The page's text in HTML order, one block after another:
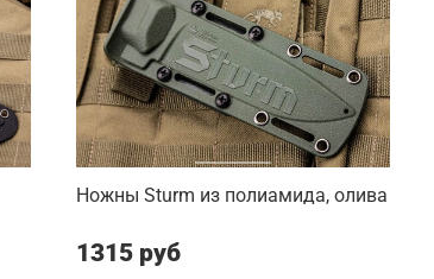
Ножны Sturm из полиамида, олива
1315 руб